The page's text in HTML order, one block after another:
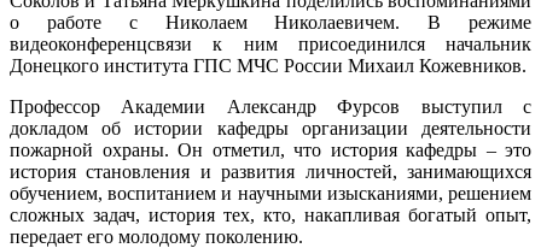
о работе с Николаем Николаевичем. В режиме
видеоконференцсвязи к ним присоединился начальник
Донецкого института ГПС МЧС России Михаил Кожевников.
Профессор Академии Александр Фурсов выступил с
докладом об истории кафедры организации деятельности
пожарной охраны. Он отметил, что история кафедры – это
история становления и развития личностей, занимающихся
обучением, воспитанием и научными изысканиями, решением
сложных задач, история тех, кто, накапливая богатый опыт,
передает его молодому поколению.